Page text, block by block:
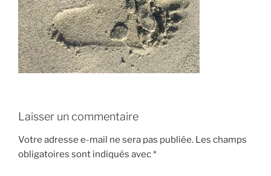
Laisser un commentaire
Votre adresse e-mail ne sera pas publiée. Les champs
obligatoires sont indiqués avec*